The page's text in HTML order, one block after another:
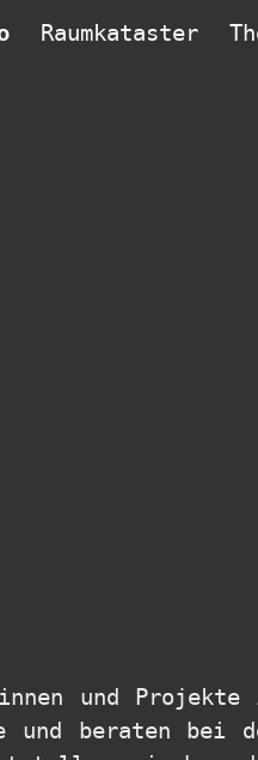
Raumkataster
und Projekte
und beraten bei